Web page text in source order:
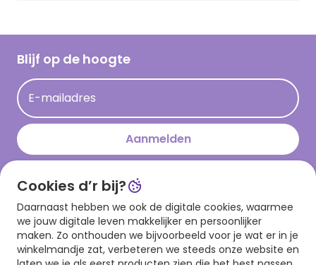
Hallmark Kaartclub
Acties
Persberichten
Hallmark en Kinderpostzegels
Cadeau inspiratie
Kaartinspiratie
Blijf op de hoogte
E-mailadres
Aanmelden
Download onze app
Cookies d’r bij?
Daarnaast hebben we ook de digitale cookies, waarmee
we jouw digitale leven makkelijker en persoonlijker
maken. Zo onthouden we bijvoorbeeld voor je wat er in je
winkelmandje zat, verbeteren we steeds onze website en